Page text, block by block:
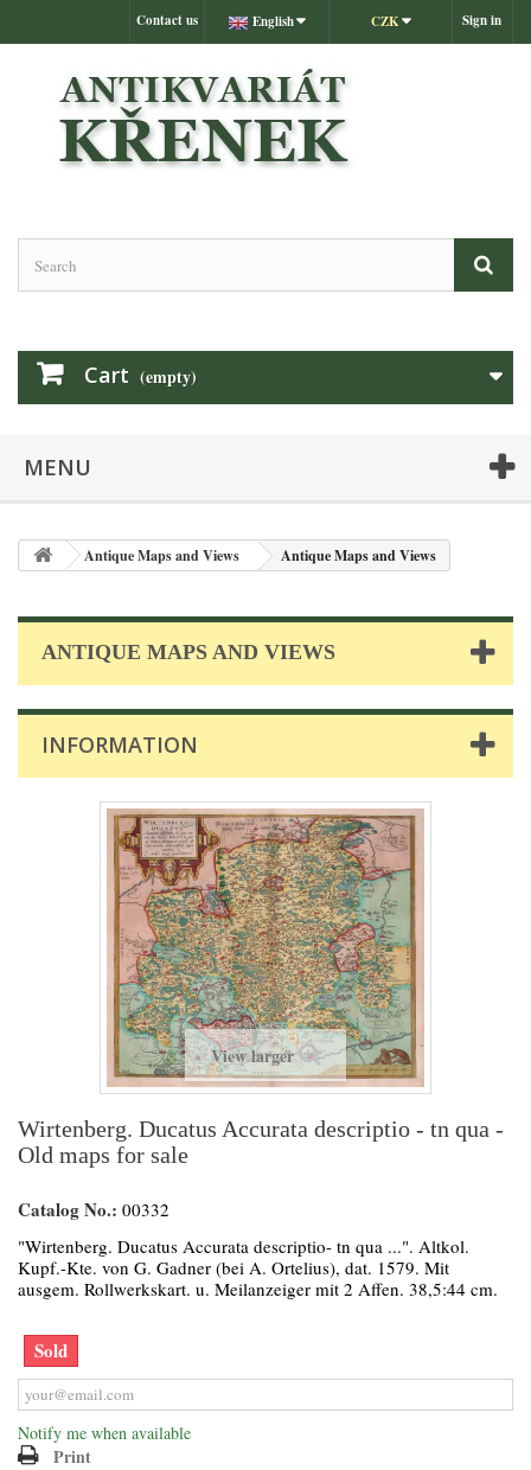
Sign in
CZK
English
Contact us
Cart (empty)
MENU
Antique Maps and Views Antique Maps and Views
ANTIQUE MAPS AND VIEWS
INFORMATION
View larger
Wirtenberg. Ducatus Accurata descriptio - tn qua -
Old maps for sale
Catalog No.: 00332
"Wirtenberg. Ducatus Accurata descriptio- tn qua ...". Altkol.
Kupf.-Kte. von G. Gadner (bei A. Ortelius), dat. 1579. Mit
ausgem. Rollwerkskart. u. Meilanzeiger mit 2 Affen. 38,5:44 cm.
Sold
Notify me when available
Print